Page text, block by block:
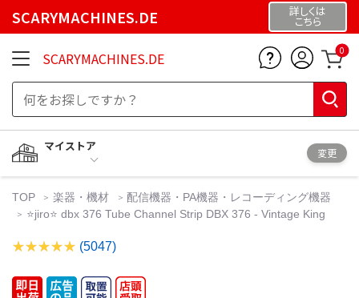
SCARYMACHINES.DE 詳しくは
こちら
SCARYMACHINES.DE 0
マイストア
変更
TOP 楽器・機材
配信機器・PA機器・レコーディング機器
⭐️jiro⭐️ dbx 376 Tube Channel Strip DBX 376 - Vintage King
(5047)